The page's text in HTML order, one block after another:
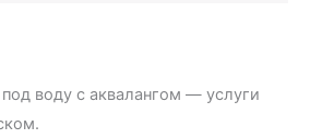
воду с аквалангом — услуги